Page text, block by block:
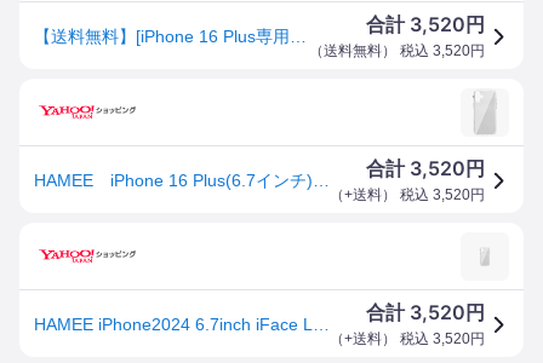
合計 3,520 円
（送料無料） 税込 3,520円
合計 3,520 円
（+送料） 税込 3,520円
合計 3,520 円
（+送料） 税込 3,520円